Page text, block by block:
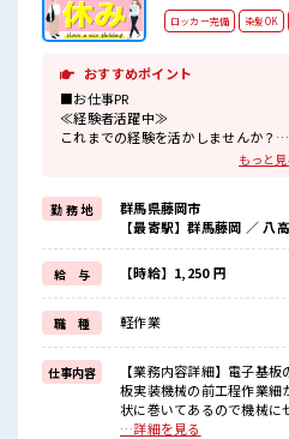
ロッカー完備 染髪OK
おすすめポイント
■お仕事PR
≪経験者活躍中≫
これまでの経験を活かしませんか？
≪女性も仕事をしやすい職場≫
もちろん男性の応募も歓迎！
≪無理なく働ける≫
場合によってはお願いすることもあ
残業はほとんどナシ！
≪土日祝休のお仕事≫
家族や友人と一緒にプライベート満喫
≪ヘアカラーOKで自由な雰囲気の職
明るすぎたり奇抜でなければ基本的
(規定有)≪機能的な制服アリ≫
制服があるので、
毎日の服装の悩み解消♪
もっと見
勤 務 地
群馬県藤岡市
【最寄駅】群馬藤岡 ／ 八
給 与 【時給】1,250 円
職 種 軽作業
仕事内容
【業務内容詳細】電子基
板実装機械の前工程作業細
状に巻いてあるので機械に
ト・洗浄機への基板投入お
…詳細を見る